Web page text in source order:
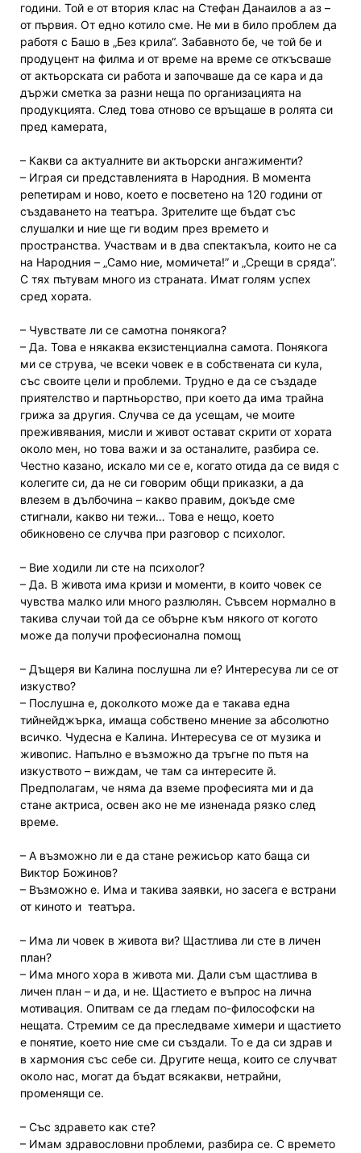
години. Той е от втория клас на Стефан Данаилов а аз –
от първия. От едно котило сме. Не ми в било проблем да
работя с Башо в „Без крила“. Забавното бе, че той бе и
продуцент на филма и от време на време се откъсваше
от актьорската си работа и започваше да се кара и да
държи сметка за разни неща по организацията на
продукцията. След това отново се връщаше в ролята си
пред камерата,
– Какви са актуалните ви актьорски ангажименти?
– Играя си представленията в Народния. В момента
репетирам и ново, което е посветено на 120 години от
създаването на театъра. Зрителите ще бъдат със
слушалки и ние ще ги водим през времето и
пространства. Участвам и в два спектакъла, които не са
на Народния – „Само ние, момичета!” и „Срещи в сряда”.
С тях пътувам много из страната. Имат голям успех
сред хората.
– Чувствате ли се самотна понякога?
– Да. Това е някаква екзистенциална самота. Понякога
ми се струва, че всеки човек е в собствената си кула,
със своите цели и проблеми. Трудно е да се създаде
приятелство и партньорство, при което да има трайна
грижа за другия. Случва се да усещам, че моите
преживявания, мисли и живот остават скрити от хората
около мен, но това важи и за останалите, разбира се.
Честно казано, искало ми се е, когато отида да се видя с
колегите си, да не си говорим общи приказки, а да
влезем в дълбочина – какво правим, докъде сме
стигнали, какво ни тежи… Това е нещо, което
обикновено се случва при разговор с психолог.
– Вие ходили ли сте на психолог?
– Да. В живота има кризи и моменти, в които човек се
чувства малко или много разлюлян. Съвсем нормално в
такива случаи той да се обърне към някого от когото
може да получи професионална помощ
– Дъщеря ви Калина послушна ли е? Интересува ли се от
изкуство?
– Послушна е, доколкото може да е такава една
тийнейджърка, имаща собствено мнение за абсолютно
всичко. Чудесна е Калина. Интересува се от музика и
живопис. Напълно е възможно да тръгне по пътя на
изкуството – виждам, че там са интересите й.
Предполагам, че няма да вземе професията ми и да
стане актриса, освен ако не ме изненада рязко след
време.
– А възможно ли е да стане режисьор като баща си
Виктор Божинов?
– Възможно е. Има и такива заявки, но засега е встрани
от киното и театъра.
– Има ли човек в живота ви? Щастлива ли сте в личен
план?
– Има много хора в живота ми. Дали съм щастлива в
личен план – и да, и не. Щастието е въпрос на лична
мотивация. Опитвам се да гледам по-философски на
нещата. Стремим се да преследваме химери и щастието
е понятие, което ние сме си създали. То е да си здрав и
в хармония със себе си. Другите неща, които се случват
около нас, могат да бъдат всякакви, нетрайни,
променящи се.
– Със здравето как сте?
– Имам здравословни проблеми, разбира се. С времето